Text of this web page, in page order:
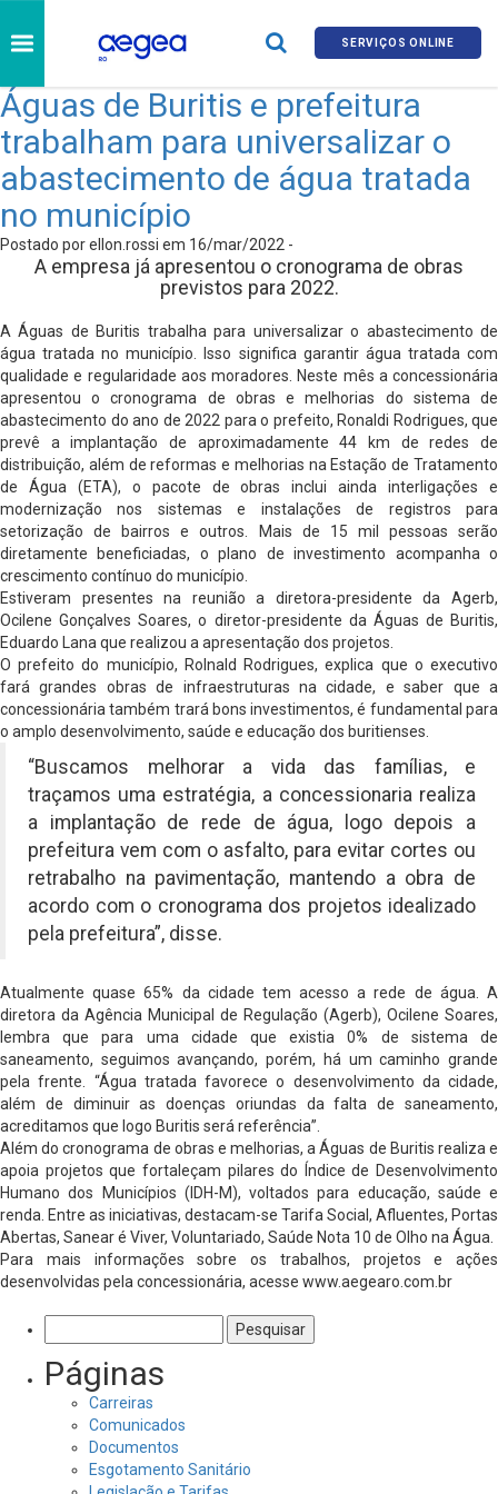
SERVIÇOS ONLINE
Águas de Buritis e prefeitura
trabalham para universalizar o
abastecimento de água tratada
no município
Postado por ellon.rossi em 16/mar/2022 -
A empresa já apresentou o cronograma de obras
previstos para 2022.
A Águas de Buritis trabalha para universalizar o abastecimento de
água tratada no município. Isso significa garantir água tratada com
qualidade e regularidade aos moradores. Neste mês a concessionária
apresentou o cronograma de obras e melhorias do sistema de
abastecimento do ano de 2022 para o prefeito, Ronaldi Rodrigues, que
prevê a implantação de aproximadamente 44 km de redes de
distribuição, além de reformas e melhorias na Estação de Tratamento
de Água (ETA), o pacote de obras inclui ainda interligações e
modernização nos sistemas e instalações de registros para
setorização de bairros e outros. Mais de 15 mil pessoas serão
diretamente beneficiadas, o plano de investimento acompanha o
crescimento contínuo do município.
Estiveram presentes na reunião a diretora-presidente da Agerb,
Ocilene Gonçalves Soares, o diretor-presidente da Águas de Buritis,
Eduardo Lana que realizou a apresentação dos projetos.
O prefeito do município, Rolnald Rodrigues, explica que o executivo
fará grandes obras de infraestruturas na cidade, e saber que a
concessionária também trará bons investimentos, é fundamental para
o amplo desenvolvimento, saúde e educação dos buritienses.
“Buscamos melhorar a vida das famílias, e
traçamos uma estratégia, a concessionaria realiza
a implantação de rede de água, logo depois a
prefeitura vem com o asfalto, para evitar cortes ou
retrabalho na pavimentação, mantendo a obra de
acordo com o cronograma dos projetos idealizado
pela prefeitura”, disse.
Atualmente quase 65% da cidade tem acesso a rede de água. A
diretora da Agência Municipal de Regulação (Agerb), Ocilene Soares,
lembra que para uma cidade que existia 0% de sistema de
saneamento, seguimos avançando, porém, há um caminho grande
pela frente. “Água tratada favorece o desenvolvimento da cidade,
além de diminuir as doenças oriundas da falta de saneamento,
acreditamos que logo Buritis será referência”.
Além do cronograma de obras e melhorias, a Águas de Buritis realiza e
apoia projetos que fortaleçam pilares do Índice de Desenvolvimento
Humano dos Municípios (IDH-M), voltados para educação, saúde e
renda. Entre as iniciativas, destacam-se Tarifa Social, Afluentes, Portas
Abertas, Sanear é Viver, Voluntariado, Saúde Nota 10 de Olho na Água.
Para mais informações sobre os trabalhos, projetos e ações
desenvolvidas pela concessionária, acesse www.aegearo.com.br
por:
Páginas
Carreiras
Comunicados
Documentos
Esgotamento Sanitário